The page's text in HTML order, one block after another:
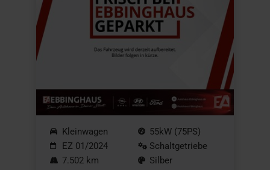
Kleinwagen
EZ 01/2024
7.502 km
55kW (75PS)
Schaltgetriebe
Silber